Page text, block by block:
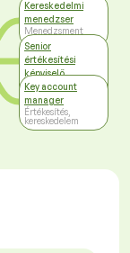
Kereskedelmi
menedzser
Menedzsment
Senior
értékesítési
képviselő
Értékesítés,
kereskedelem
Key account
manager
Értékesítés,
kereskedelem